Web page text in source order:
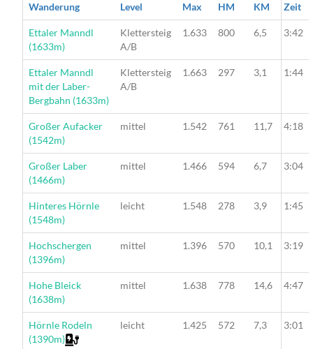
Wanderung Level Max HM KM Zeit
Wanderung
Ettaler Manndl
(1633m)
Klettersteig
A/B
1.633 800 6,5 3:42
Wanderung
Ettaler Manndl
mit der Laber-
Bergbahn (1633m)
Klettersteig
A/B
1.663 297 3,1 1:44
Wanderung
Großer Aufacker
(1542m)
mittel 1.542 761 11,7 4:18
Wanderung
Großer Laber
(1466m)
mittel 1.466 594 6,7 3:04
Wanderung
Hinteres Hörnle
(1548m)
leicht 1.548 278 3,9 1:45
Wanderung
Hochschergen
(1396m)
mittel 1.396 570 10,1 3:19
Wanderung
Hohe Bleick
(1638m)
mittel 1.638 778 14,6 4:47
Wanderung
Hörnle Rodeln
(1390m)
leicht 1.425 572 7,3 3:01